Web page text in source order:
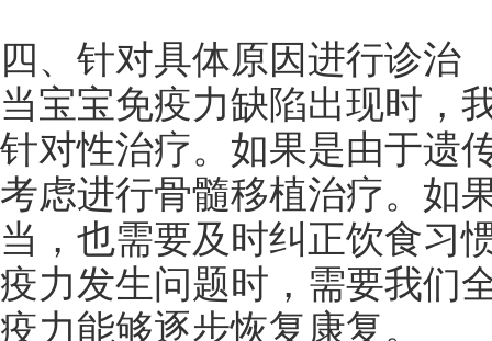
四、针对具体原因进行诊治
当宝宝免疫力缺陷出现时，
针对性治疗。如果是由于遗
考虑进行骨髓移植治疗。如
当，也需要及时纠正饮食习
疫力发生问题时，需要我们
疫力能够逐步恢复康复。